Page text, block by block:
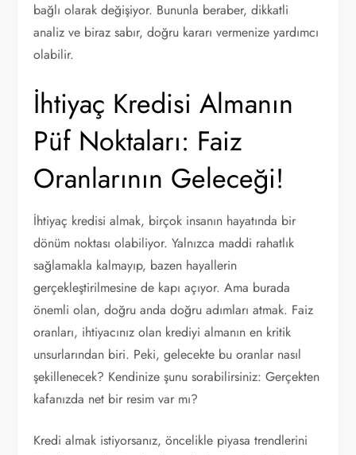
bağlı olarak değişiyor. Bununla beraber, dikkatli
analiz ve biraz sabır, doğru kararı vermenize yardımcı
olabilir.
İhtiyaç Kredisi Almanın
Püf Noktaları: Faiz
Oranlarının Geleceği!
İhtiyaç kredisi almak, birçok insanın hayatında bir
dönüm noktası olabiliyor. Yalnızca maddi rahatlık
sağlamakla kalmayıp, bazen hayallerin
gerçekleştirilmesine de kapı açıyor. Ama burada
önemli olan, doğru anda doğru adımları atmak. Faiz
oranları, ihtiyacınız olan krediyi almanın en kritik
unsurlarından biri. Peki, gelecekte bu oranlar nasıl
şekillenecek? Kendinize şunu sorabilirsiniz: Gerçekten
kafanızda net bir resim var mı?
Kredi almak istiyorsanız, öncelikle piyasa trendlerini